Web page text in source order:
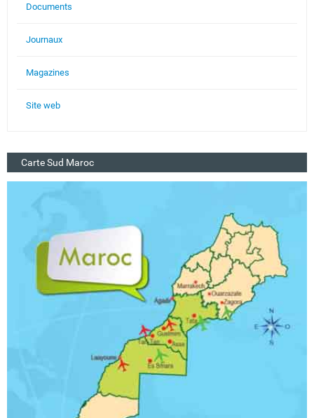
Documents
Journaux
Magazines
Site web
Carte Sud Maroc